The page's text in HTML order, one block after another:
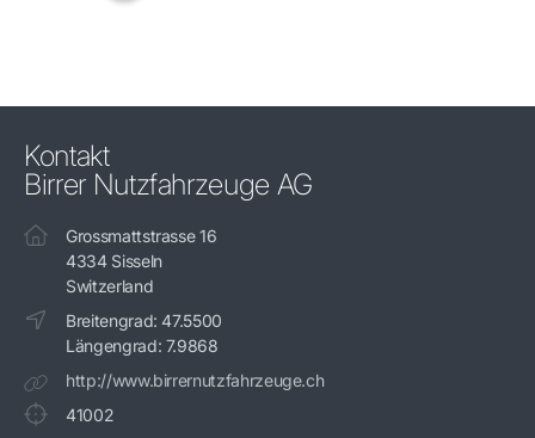
Kontakt
Birrer Nutzfahrzeuge AG
Grossmattstrasse 16
4334 Sisseln
Switzerland
Breitengrad: 47.5500
Längengrad: 7.9868
http://www.birrernutzfahrzeuge.ch
41002